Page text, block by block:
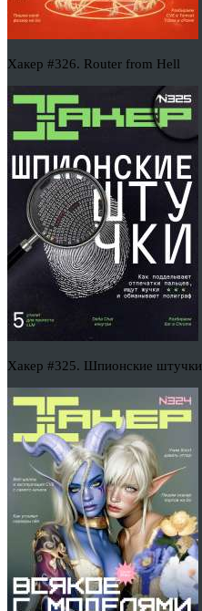
Хакер #326. Router from Hell
Хакер #325. Шпионские штучки